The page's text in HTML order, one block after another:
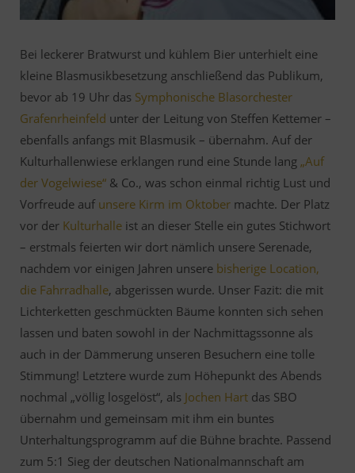
Bei leckerer Bratwurst und kühlem Bier unterhielt eine
kleine Blasmusikbesetzung anschließend das Publikum,
bevor ab 19 Uhr das Symphonische Blasorchester
Grafenrheinfeld unter der Leitung von Steffen Kettemer –
ebenfalls anfangs mit Blasmusik – übernahm. Auf der
Kulturhallenwiese erklangen rund eine Stunde lang „Auf
der Vogelwiese“ & Co., was schon einmal richtig Lust und
Vorfreude auf unsere Kirm im Oktober machte. Der Platz
vor der Kulturhalle ist an dieser Stelle ein gutes Stichwort
– erstmals feierten wir dort nämlich unsere Serenade,
nachdem vor einigen Jahren unsere bisherige Location,
die Fahrradhalle, abgerissen wurde. Unser Fazit: die mit
Lichterketten geschmückten Bäume konnten sich sehen
lassen und baten sowohl in der Nachmittagssonne als
auch in der Dämmerung unseren Besuchern eine tolle
Stimmung! Letztere wurde zum Höhepunkt des Abends
nochmal „völlig losgelöst“, als Jochen Hart das SBO
übernahm und gemeinsam mit ihm ein buntes
Unterhaltungsprogramm auf die Bühne brachte. Passend
zum 5:1 Sieg der deutschen Nationalmannschaft am